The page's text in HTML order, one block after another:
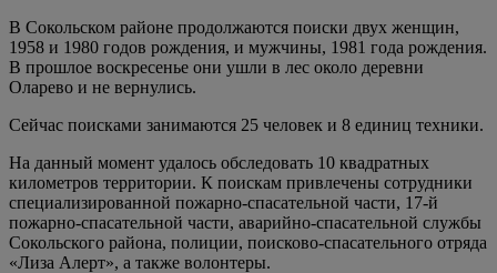
В Сокольском районе продолжаются поиски двух женщин,
1958 и 1980 годов рождения, и мужчины, 1981 года рождения.
В прошлое воскресенье они ушли в лес около деревни
Оларево и не вернулись.
Сейчас поисками занимаются 25 человек и 8 единиц техники.
На данный момент удалось обследовать 10 квадратных
километров территории. К поискам привлечены сотрудники
специализированной пожарно-спасательной части, 17-й
пожарно-спасательной части, аварийно-спасательной службы
Сокольского района, полиции, поисково-спасательного отряда
«Лиза Алерт», а также волонтеры.